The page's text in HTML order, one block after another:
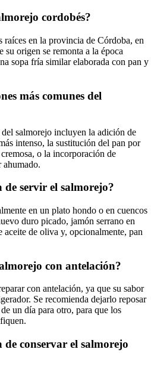
cordobés?
raíces en la provincia de Córdoba, en
su origen se remonta a la época
sopa fría similar elaborada con pan y
más comunes del
salmorejo incluyen la adición de
intenso, la sustitución del pan por
o la incorporación de
ahumado.
servir el salmorejo?
en un plato hondo o en cuencos
duro picado, jamón serrano en
aceite de oliva y, opcionalmente, pan
con antelación?
con antelación, ya que su sabor
Se recomienda dejarlo reposar
un día para otro, para que los
conservar el salmorejo